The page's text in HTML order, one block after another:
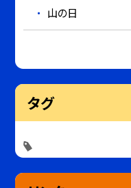
山の日
タグ